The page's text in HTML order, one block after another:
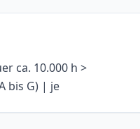
ca. 10.000 h >
bis G) | je